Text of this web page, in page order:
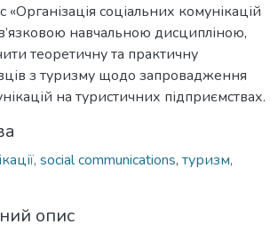
соціальних комунікацій
навчальною дисципліною,
теоретичну та практичну
з туризму щодо запровадження
на туристичних підприємствах.
social communications, туризм,
опис